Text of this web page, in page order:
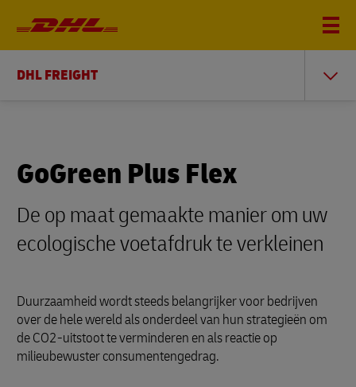
DHL FREIGHT
GoGreen Plus Flex
De op maat gemaakte manier om uw
ecologische voetafdruk te verkleinen
Duurzaamheid wordt steeds belangrijker voor bedrijven
over de hele wereld als onderdeel van hun strategieën om
de CO2-uitstoot te verminderen en als reactie op
milieubewuster consumentengedrag.